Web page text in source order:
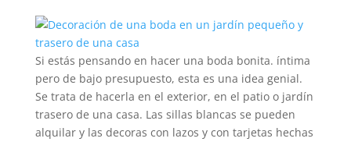
Si estás pensando en hacer una boda bonita. íntima
pero de bajo presupuesto, esta es una idea genial.
Se trata de hacerla en el exterior, en el patio o jardín
trasero de una casa. Las sillas blancas se pueden
alquilar y las decoras con lazos y con tarjetas hechas